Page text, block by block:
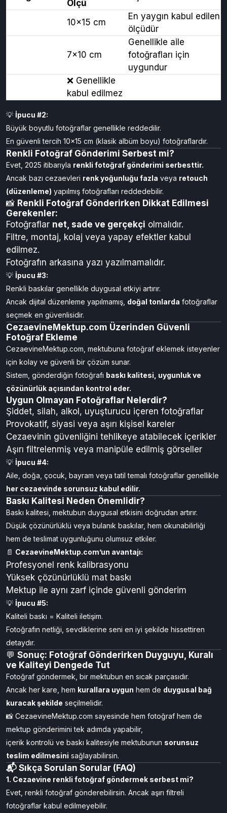
Ölçü
10x15 cm
En yaygın kabul edilen
ölçüdür
7x10 cm
Genellikle aile
fotoğrafları için
uygundur
❌ Genellikle
kabul edilmez
💡 İpucu #2:
Büyük boyutlu fotoğraflar genellikle reddedilir.
En güvenli tercih 10x15 cm (klasik albüm boyu) fotoğraflardır.
Renkli Fotoğraf Gönderimi Serbest mi?
Evet, 2025 itibarıyla renkli fotoğraf gönderimi serbesttir.
Ancak bazı cezaevleri renk yoğunluğu fazla veya retouch
(düzenleme) yapılmış fotoğrafları reddedebilir.
📸 Renkli Fotoğraf Gönderirken Dikkat Edilmesi
Gerekenler:
Fotoğraflar net, sade ve gerçekçi olmalıdır.
Filtre, montaj, kolaj veya yapay efektler kabul
edilmez.
Fotoğrafın arkasına yazı yazılmamalıdır.
💡 İpucu #3:
Renkli baskılar genellikle duygusal etkiyi artırır.
Ancak dijital düzenleme yapılmamış, doğal tonlarda fotoğraflar
seçmek en güvenlisidir.
CezaevineMektup.com Üzerinden Güvenli
Fotoğraf Ekleme
CezaevineMektup.com, mektubuna fotoğraf eklemek isteyenler
için kolay ve güvenli bir çözüm sunar.
Sistem, gönderdiğin fotoğrafı baskı kalitesi, uygunluk ve
çözünürlük açısından kontrol eder.
Uygun Olmayan Fotoğraflar Nelerdir?
Şiddet, silah, alkol, uyuşturucu içeren fotoğraflar
Provokatif, siyasi veya aşırı kişisel kareler
Cezaevinin güvenliğini tehlikeye atabilecek içerikler
Aşırı filtrelenmiş veya manipüle edilmiş görseller
💡 İpucu #4:
Aile, doğa, çocuk, bayram veya tatil temalı fotoğraflar genellikle
her cezaevinde sorunsuz kabul edilir.
Baskı Kalitesi Neden Önemlidir?
Baskı kalitesi, mektubun duygusal etkisini doğrudan artırır.
Düşük çözünürlüklü veya bulanık baskılar, hem okunabilirliği
hem de teslimat uygunluğunu olumsuz etkiler.
📄 CezaevineMektup.com’un avantajı:
Profesyonel renk kalibrasyonu
Yüksek çözünürlüklü mat baskı
Mektup ile aynı zarf içinde güvenli gönderim
💡 İpucu #5:
Kaliteli baskı = Kaliteli iletişim.
Fotoğrafın netliği, sevdiklerine seni en iyi şekilde hissettiren
detaydır.
💬 Sonuç: Fotoğraf Gönderirken Duyguyu, Kuralı
ve Kaliteyi Dengede Tut
Fotoğraf göndermek, bir mektubun en sıcak parçasıdır.
Ancak her kare, hem kurallara uygun hem de duygusal bağ
kuracak şekilde seçilmelidir.
📸 CezaevineMektup.com sayesinde hem fotoğraf hem de
mektup gönderimini tek adımda yapabilir,
içerik kontrolü ve baskı kalitesiyle mektubunun sorunsuz
teslim edilmesini sağlayabilirsin.
📬 Sıkça Sorulan Sorular (FAQ)
1. Cezaevine renkli fotoğraf göndermek serbest mi?
Evet, renkli fotoğraf gönderebilirsin. Ancak aşırı filtreli
fotoğraflar kabul edilmeyebilir.